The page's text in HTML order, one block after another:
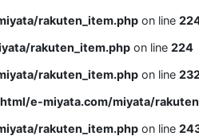
rakuten_item.php on line
rakuten_item.php on line 224
rakuten_item.php on line
e-miyata.com/miyata/
rakuten_item.php on line